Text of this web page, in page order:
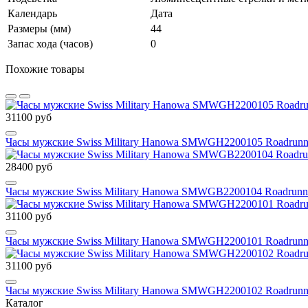
Календарь
Дата
Размеры (мм)
44
Запас хода (часов)
0
Похожие товары
31100 руб
Часы мужские Swiss Military Hanowa SMWGH2200105
28400 руб
Часы мужские Swiss Military Hanowa SMWGB2200104
31100 руб
Часы мужские Swiss Military Hanowa SMWGH2200101
31100 руб
Часы мужские Swiss Military Hanowa SMWGH2200102
Каталог